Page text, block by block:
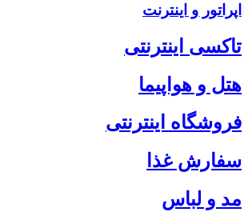
اپراتور و اینترنت
تاکسی اینترنتی
هتل و هواپیما
فروشگاه اینترنتی
سفارش غذا
مد و لباس